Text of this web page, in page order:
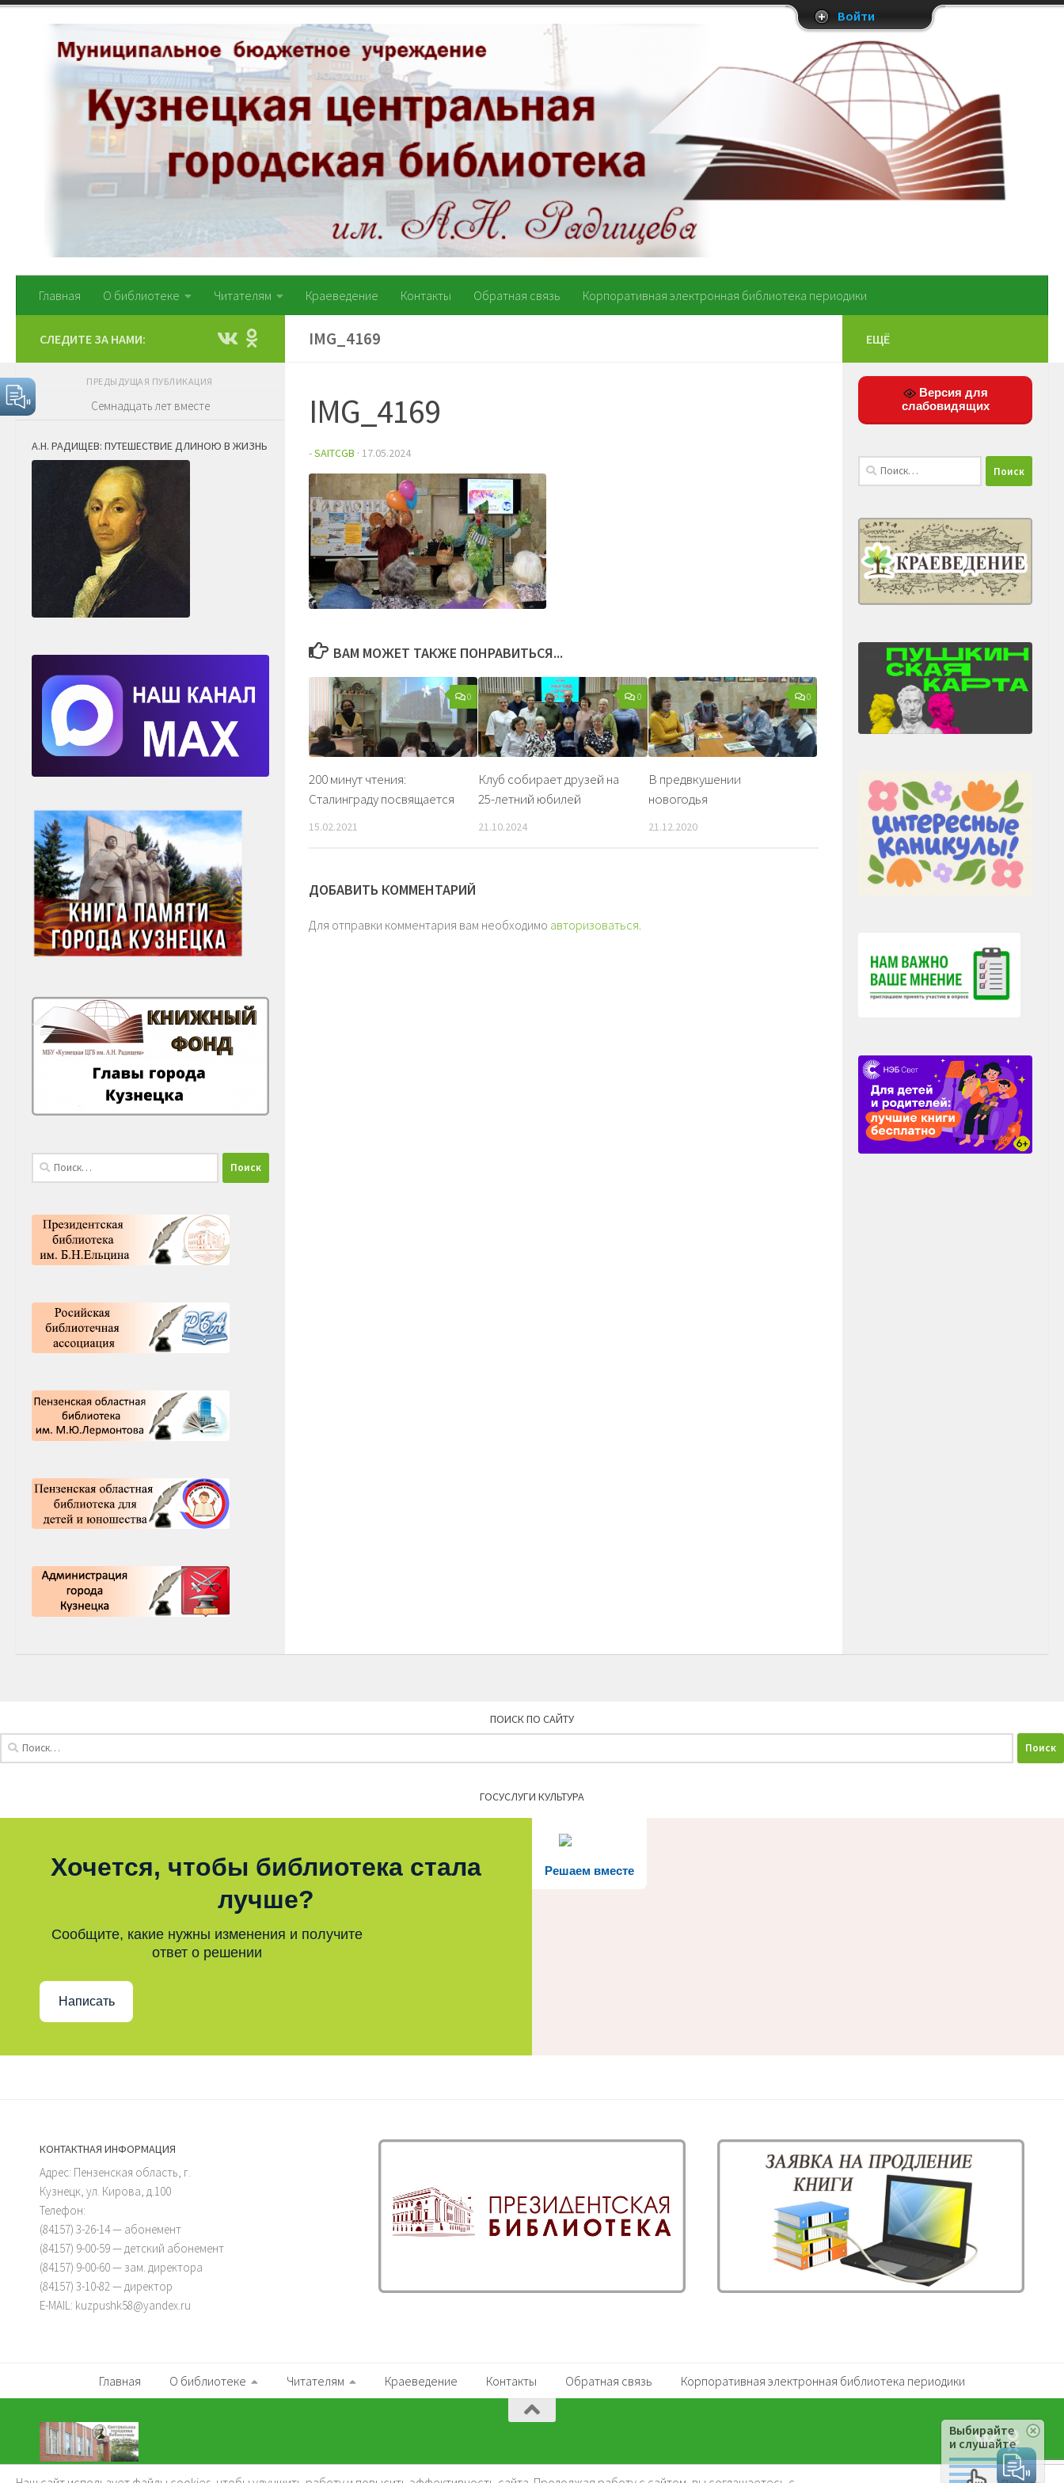
Перейти к содержимому
Главная О библиотеке Читателям Краеведение Контакты Обратная связь Корпоративная электронная библиотека периодики
IMG_4169
IMG_4169
-SAITCGB · 17.05.2024
ВАМ МОЖЕТ ТАКЖЕ ПОНРАВИТЬСЯ...
0
200 минут чтения:
Сталинграду посвящается
15.02.2021
0
Клуб собирает друзей на
25-летний юбилей
21.10.2024
0
В предвкушении
новогодья
21.12.2020
ДОБАВИТЬ КОММЕНТАРИЙ
Для отправки комментария вам необходимо авторизоваться.
СЛЕДИТЕ ЗА НАМИ:
ПРЕДЫДУЩАЯ ПУБЛИКАЦИЯ
Семнадцать лет вместе
А.Н. РАДИЩЕВ: ПУТЕШЕСТВИЕ ДЛИНОЮ В ЖИЗНЬ
Найти:
ЕЩЁ
Версия для
слабовидящих
Найти:
ПОИСК ПО САЙТУ
ГОСУСЛУГИ КУЛЬТУРА
Решаем вместе
Хочется, чтобы библиотека стала
лучше?
Сообщите, какие нужны изменения и получите
ответ о решении
Написать
КОНТАКТНАЯ ИНФОРМАЦИЯ
Адрес: Пензенская область, г.
Кузнецк, ул. Кирова, д.100
Телефон:
(84157) 3-26-14 — абонемент
(84157) 9-00-59 — детский абонемент
(84157) 9-00-60 — зам. директора
(84157) 3-10-82 — директор
E-MAIL: kuzpushk58@yandex.ru
Главная О библиотеке Читателям Краеведение Контакты Обратная связь Корпоративная электронная библиотека периодики
Войти
Выбирайте
и слушайте